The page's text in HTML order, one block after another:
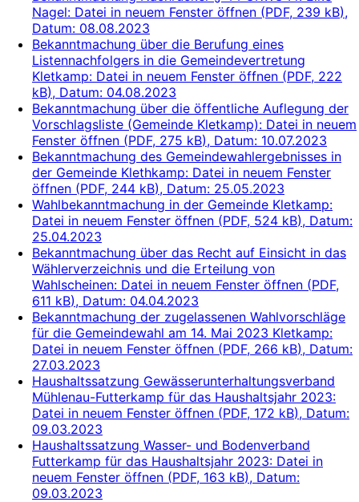
Nagel: Datei in neuem Fenster öffnen (PDF, 239 kB),
Datum: 08.08.2023
Bekanntmachung über die Berufung eines
Listennachfolgers in die Gemeindevertretung
Kletkamp: Datei in neuem Fenster öffnen (PDF, 222
kB), Datum: 04.08.2023
Bekanntmachung über die öffentliche Auflegung der
Vorschlagsliste (Gemeinde Kletkamp): Datei in neuem
Fenster öffnen (PDF, 275 kB), Datum: 10.07.2023
Bekanntmachung des Gemeindewahlergebnisses in
der Gemeinde Klethkamp: Datei in neuem Fenster
öffnen (PDF, 244 kB), Datum: 25.05.2023
Wahlbekanntmachung in der Gemeinde Kletkamp:
Datei in neuem Fenster öffnen (PDF, 524 kB), Datum:
25.04.2023
Bekanntmachung über das Recht auf Einsicht in das
Wählerverzeichnis und die Erteilung von
Wahlscheinen: Datei in neuem Fenster öffnen (PDF,
611 kB), Datum: 04.04.2023
Bekanntmachung der zugelassenen Wahlvorschläge
für die Gemeindewahl am 14. Mai 2023 Kletkamp:
Datei in neuem Fenster öffnen (PDF, 266 kB), Datum:
27.03.2023
Haushaltssatzung Gewässerunterhaltungsverband
Mühlenau-Futterkamp für das Haushaltsjahr 2023:
Datei in neuem Fenster öffnen (PDF, 172 kB), Datum:
09.03.2023
Haushaltssatzung Wasser- und Bodenverband
Futterkamp für das Haushaltsjahr 2023: Datei in
neuem Fenster öffnen (PDF, 163 kB), Datum:
09.03.2023